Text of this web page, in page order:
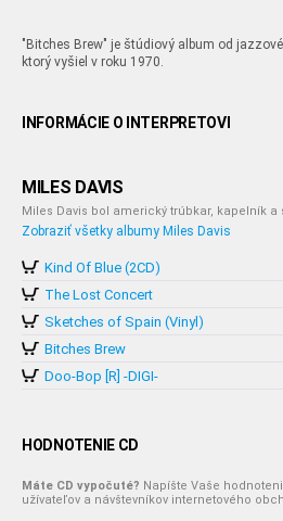
"Bitches Brew" je štúdiový album od
ktorý vyšiel v roku 1970.
INFORMÁCIE O INTERPRETOVI
MILES DAVIS
Miles Davis bol americký trúbkar, kapelník a
Zobraziť všetky albumy Miles Davis
Kind Of Blue (2CD)
The Lost Concert
Sketches of Spain (Vinyl)
Bitches Brew
Doo-Bop [R] -DIGI-
HODNOTENIE CD
Máte CD vypočuté? Napíšte Vaše
užívateľov a návštevníkov internetového